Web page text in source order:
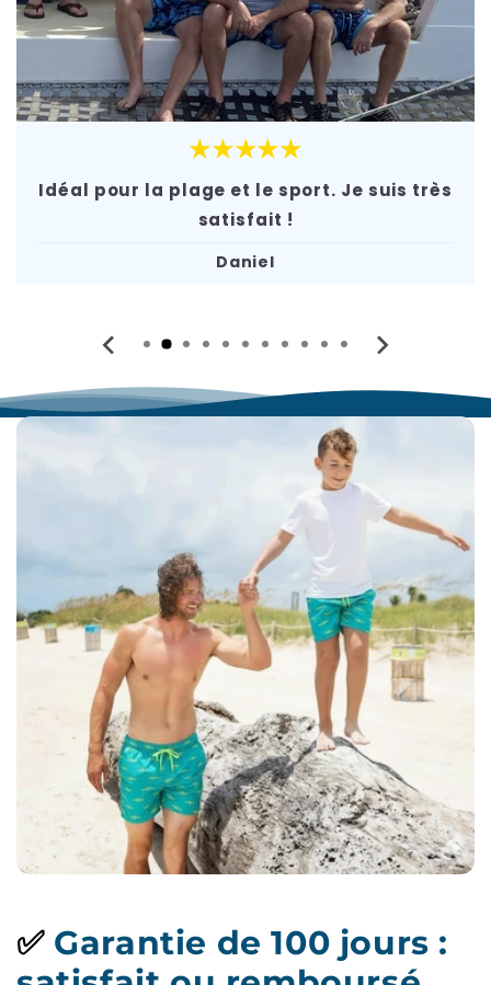
★★★★★
Idéal pour la plage et le sport. Je suis très
satisfait !
Daniel
✅ Garantie de 100 jours :